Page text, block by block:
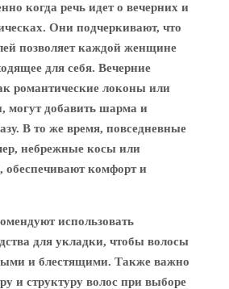
когда речь идет о вечерних и
Они подчеркивают, что
позволяет каждой женщине
для себя. Вечерние
романтические локоны или
могут добавить шарма и
В то же время, повседневные
небрежные косы или
обеспечивают комфорт и
использовать
для укладки, чтобы волосы
и блестящими. Также важно
и структуру волос при выборе